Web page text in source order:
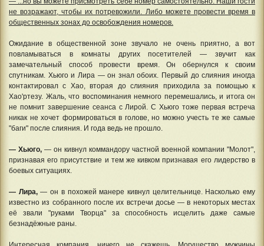
не возражают, чтобы их потревожили. Либо можете провести время в
общественных зонах до освобождения номеров.
Ожидание в общественной зоне звучало не очень приятно, а вот
повламываться в комнаты других посетителей — звучит как
замечательный способ провести время. Он обернулся к своим
спутникам. Хьюго и Лира — он знал обоих. Первый до слияния иногда
контактировал с Хао, вторая до слияния приходила за помощью к
Хао'ртезу. Жаль, что воспоминания немного перемешались, и итога он
не помнит завершение сеанса с Лирой. С Хьюго тоже первая встреча
никак не хочет формироваться в голове, но можно учесть те же самые
"баги" после слияния. И года ведь не прошло.
— Хьюго, — он кивнул коммандору частной военной компании "Молот",
признавая его присутствие и тем же кивком признавая его лидерство в
боевых ситуациях.
— Лира,— он в похожей манере кивнул целительнице. Насколько ему
известно из собранного после их встречи досье — в некоторых местах
её звали "руками Творца" за способность исцелить даже самые
безнадёжные раны.